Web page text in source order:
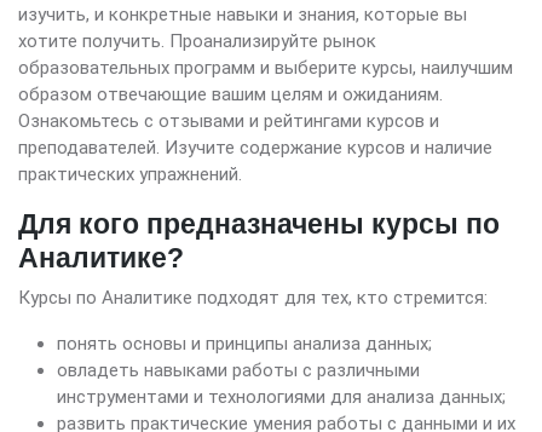
изучить, и конкретные навыки и знания, которые вы
хотите получить. Проанализируйте рынок
образовательных программ и выберите курсы, наилучшим
образом отвечающие вашим целям и ожиданиям.
Ознакомьтесь с отзывами и рейтингами курсов и
преподавателей. Изучите содержание курсов и наличие
практических упражнений.
Для кого предназначены курсы по
Аналитике?
Курсы по Аналитике подходят для тех, кто стремится:
понять основы и принципы анализа данных;
овладеть навыками работы с различными
инструментами и технологиями для анализа данных;
развить практические умения работы с данными и их